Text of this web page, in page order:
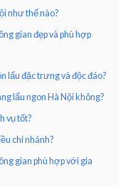
như thế nào?
gian đẹp và phù hợp
lẩu đặc trưng và độc đáo?
lẩu ngon Hà Nội không?
vụ tốt?
chi nhánh?
gian phù hợp với gia